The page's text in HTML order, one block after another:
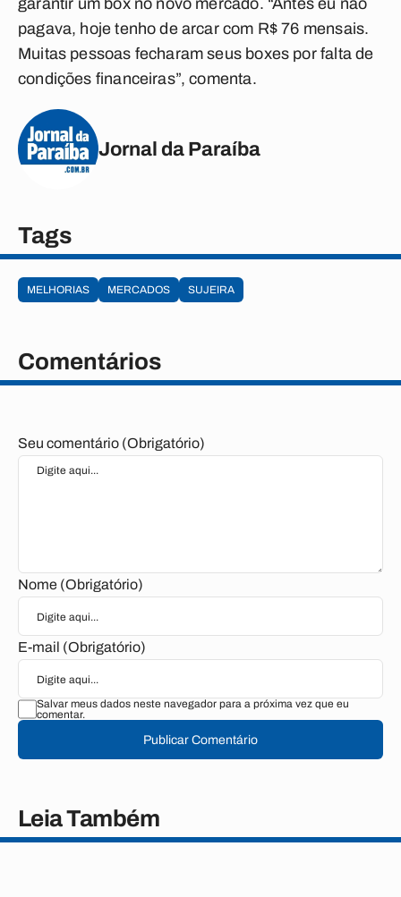
garantir um box no novo mercado. “Antes eu não
pagava, hoje tenho de arcar com R$ 76 mensais.
Muitas pessoas fecharam seus boxes por falta de
condições financeiras”, comenta.
Jornal da Paraíba
Tags
MELHORIAS MERCADOS SUJEIRA
Comentários
Seu comentário (Obrigatório)
Nome (Obrigatório)
E-mail (Obrigatório)
Salvar meus dados neste navegador para a próxima vez que eu
comentar.
Publicar Comentário
Leia Também